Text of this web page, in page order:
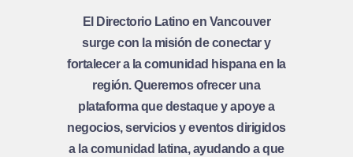
El Directorio Latino en Vancouver
surge con la misión de conectar y
fortalecer a la comunidad hispana en la
región. Queremos ofrecer una
plataforma que destaque y apoye a
negocios, servicios y eventos dirigidos
a la comunidad latina, ayudando a que